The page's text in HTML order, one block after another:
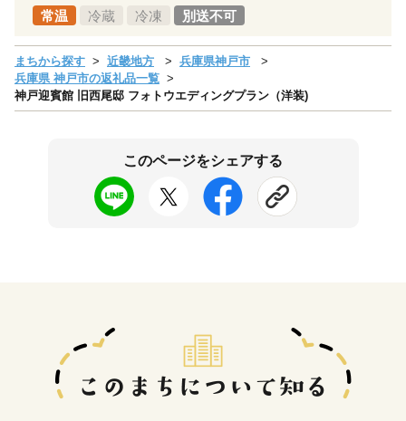
常温 冷蔵 冷凍 別送不可
まちから探す 近畿地方
兵庫県神戸市
兵庫県 神戸市の返礼品一覧
神戸迎賓館 旧西尾邸 フォトウエディングプラン（洋装)
このページをシェアする